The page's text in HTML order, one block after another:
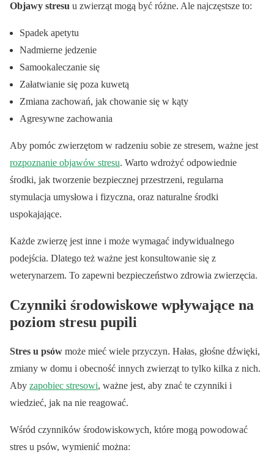
Objawy stresu u zwierząt mogą być różne. Ale najczęstsze to:
Spadek apetytu
Nadmierne jedzenie
Samookaleczanie się
Załatwianie się poza kuwetą
Zmiana zachowań, jak chowanie się w kąty
Agresywne zachowania
Aby pomóc zwierzętom w radzeniu sobie ze stresem, ważne jest
rozpoznanie objawów stresu. Warto wdrożyć odpowiednie
środki, jak tworzenie bezpiecznej przestrzeni, regularna
stymulacja umysłowa i fizyczna, oraz naturalne środki
uspokajające.
Każde zwierzę jest inne i może wymagać indywidualnego
podejścia. Dlatego też ważne jest konsultowanie się z
weterynarzem. To zapewni bezpieczeństwo zdrowia zwierzęcia.
Czynniki środowiskowe wpływające na
poziom stresu pupili
Stres u psów może mieć wiele przyczyn. Hałas, głośne dźwięki,
zmiany w domu i obecność innych zwierząt to tylko kilka z nich.
Aby zapobiec stresowi, ważne jest, aby znać te czynniki i
wiedzieć, jak na nie reagować.
Wśród czynników środowiskowych, które mogą powodować
stres u psów, wymienić można: